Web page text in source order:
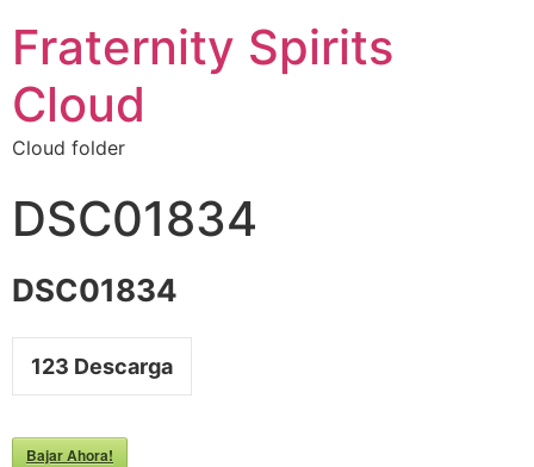
Fraternity Spirits
Cloud
Cloud folder
DSC01834
DSC01834
123 Descarga
Bajar Ahora!